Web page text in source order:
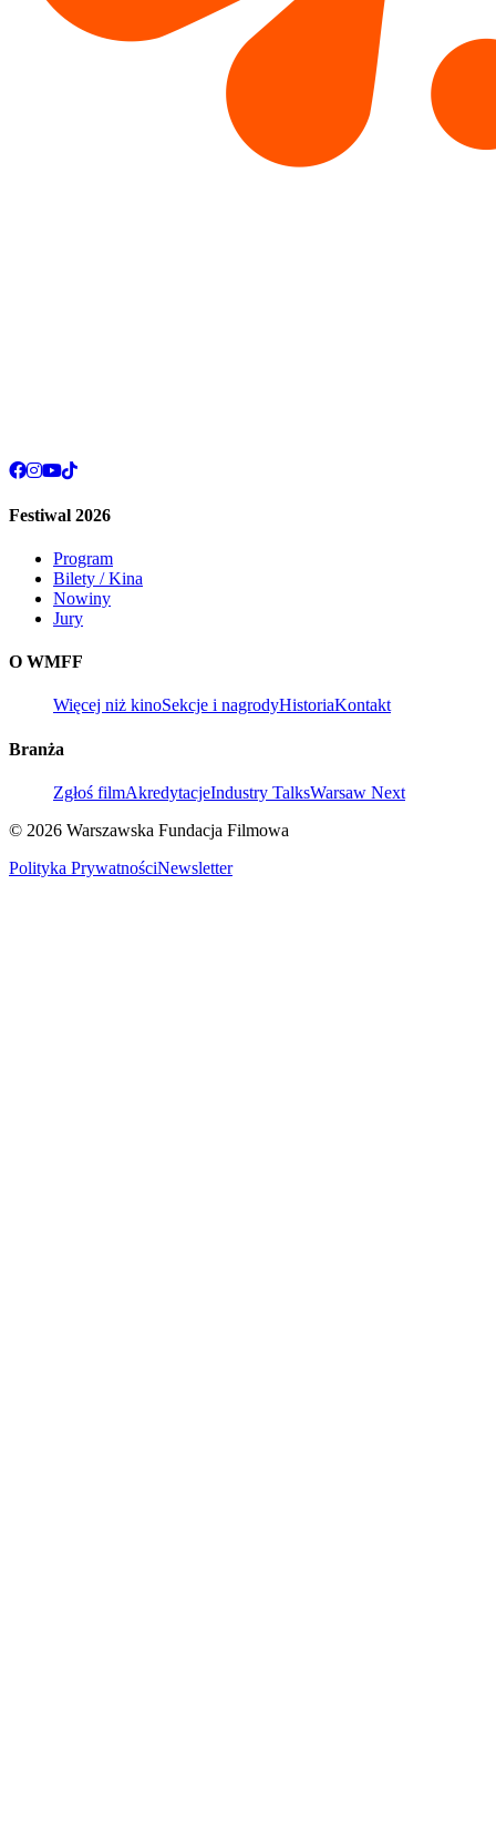
Festiwal 2026
Program
Bilety / Kina
Nowiny
Jury
O WMFF
Więcej niż kinoSekcje i nagrodyHistoriaKontakt
Branża
Zgłoś filmAkredytacjeIndustry TalksWarsaw Next
© 2026 Warszawska Fundacja Filmowa
Polityka PrywatnościNewsletter